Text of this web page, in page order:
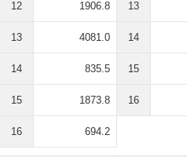
12 1906.8
13 4081.0
14 835.5
15 1873.8
16 694.2
13
14
15
16